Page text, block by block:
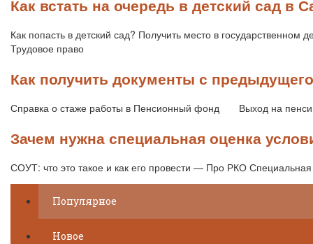
Как встать на очередь в детский сад в
Как попасть в детский сад? Получить место в
Трудовое право
Как получить документы с
Справка о стаже работы в Пенсионный фонд Выход на
Зачем нужна специальная оценка
СОУТ: что это такое и как его провести — Про РКО Специальная
Популярное
Новое